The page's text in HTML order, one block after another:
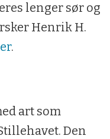
lenger sør og
Henrik H.
.
art som
Den